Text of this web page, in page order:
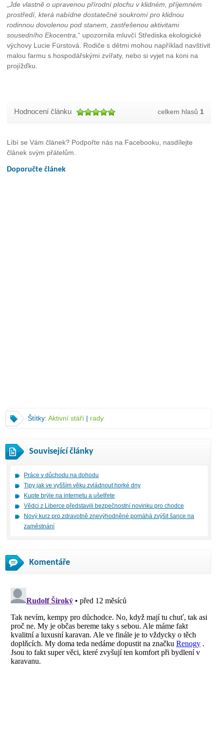
„Jde vlastně o upravenou přírodní plochu v klidném, příjemném
prostředí, která nabídne dostatečné soukromí pro klidnou
rodinnou dovolenou pod stanem, zastřešenou aktivitami
sousedního Ekocentra,“ upozornila mluvčí Střediska ekologické
výchovy Lucie Fürstová. Rodiče s dětmi mohou například navštívit
malou farmu s hospodářskými zvířaty, nebo si vyjet na koni na
projížďku.
Hodnocení článku celkem hlasů 1
Líbí se Vám článek? Podpořte nás na Facebooku, nasdílejte
článek svým přátelům.
Doporučte článek
Štítky: Aktivní stáří | rady
Související články
Práce v důchodu na dohodu
Tipy jak ve vyšším věku zvládnout horké dny
Kupte brýle na internetu a ušetřete
Vědci z Liberce představili bezpečnostní novinku pro chodce
Nový kurz pro zdravotně znevýhodněné pomáhá zvýšit šance na
zaměstnání
Komentáře